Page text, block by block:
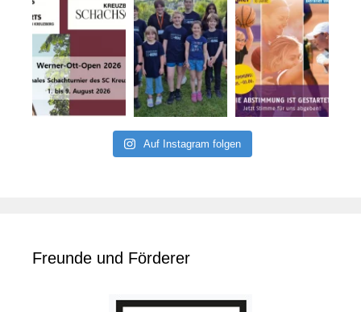
Auf Instagram folgen
Freunde und Förderer